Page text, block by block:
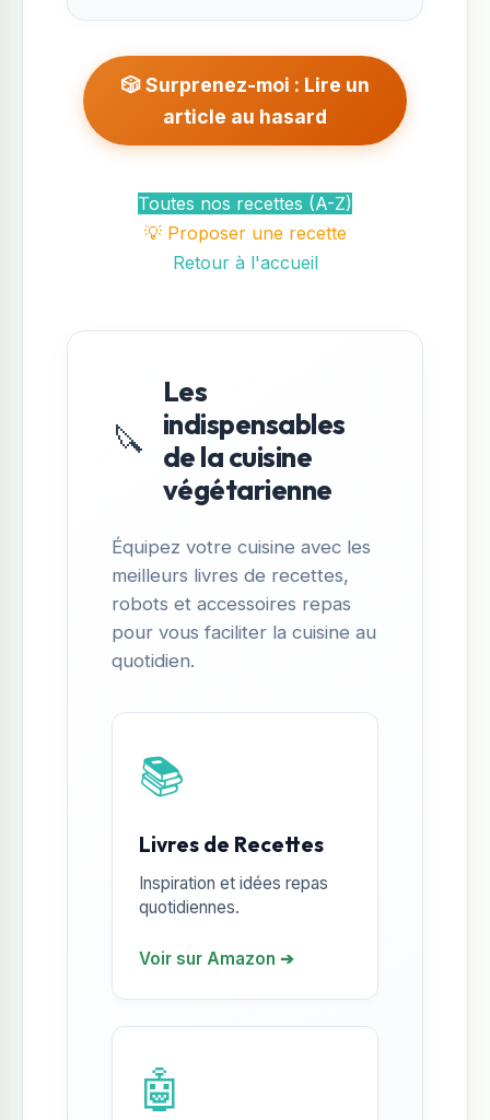
🎲 Surprenez-moi : Lire un
article au hasard
Toutes nos recettes (A-Z)
💡 Proposer une recette
Retour à l'accueil
🔪
Les
indispensables
de la cuisine
végétarienne
Équipez votre cuisine avec les
meilleurs livres de recettes,
robots et accessoires repas
pour vous faciliter la cuisine au
quotidien.
📚
Livres de Recettes
Inspiration et idées repas
quotidiennes.
Voir sur Amazon ➔
🤖